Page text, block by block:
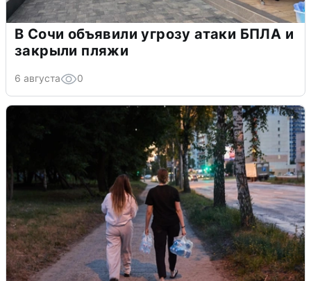
В Сочи объявили угрозу атаки БПЛА и
закрыли пляжи
6 августа 0